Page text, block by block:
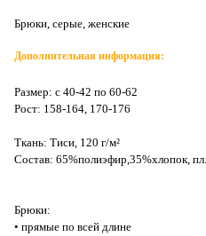
Брюки, серые, женские
Дополнительная информация:
Размер: с 40-42 по 60-62
Рост: 158-164, 170-176
Ткань: Тиси, 120 г/м²
Состав: 65%полиэфир,35%хлопок,
Брюки:
• прямые по всей длине